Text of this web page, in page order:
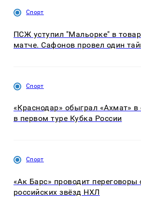
Спорт
ПСЖ уступил "Мальорке" в
матче. Сафонов провел один
Спорт
«Краснодар» обыграл «Ахмат» в
в первом туре Кубка России
Спорт
«Ак Барс» проводит переговоры
российских звёзд НХЛ